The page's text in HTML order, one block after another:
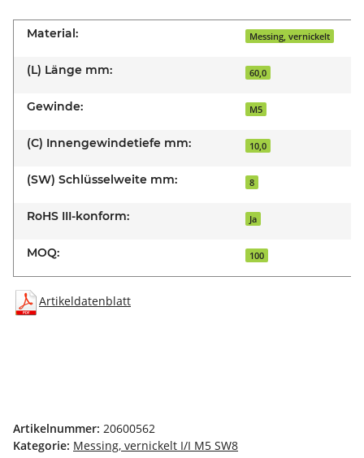
Material: Messing, vernickelt
(L) Länge mm: 60,0
Gewinde: M5
(C) Innengewindetiefe mm: 10,0
(SW) Schlüsselweite mm: 8
RoHS III-konform: Ja
MOQ: 100
Artikeldatenblatt
Artikelnummer: 20600562
Kategorie: Messing, vernickelt I/I M5 SW8